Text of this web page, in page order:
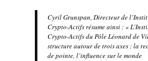
Cyril Grunspan, Directeur de
Crypto-Actifs résume ainsi : «
Crypto-Actifs du Pôle Léonard de
structure autour de trois axes : la
de pointe, l’influence sur le monde